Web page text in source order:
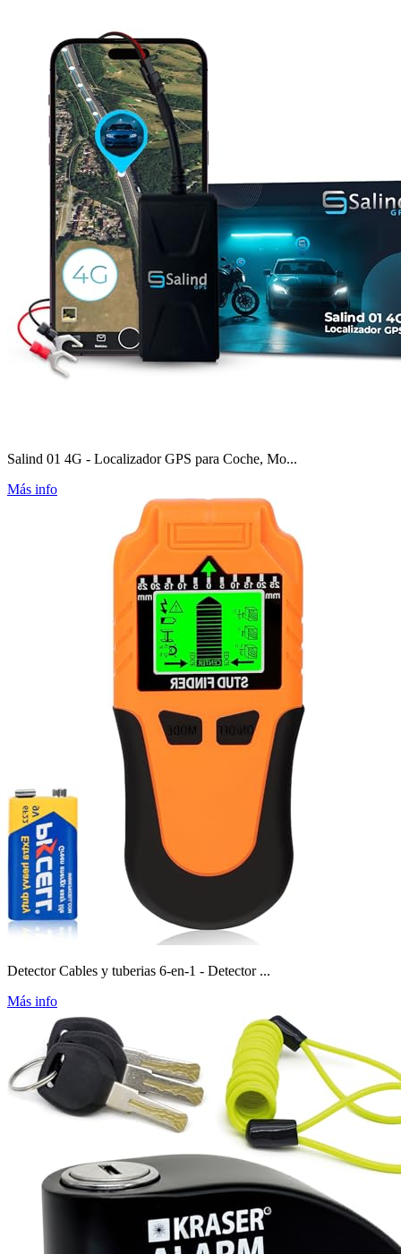
Salind 01 4G - Localizador GPS para Coche, Mo...
Más info
Detector Cables y tuberias 6-en-1 - Detector ...
Más info